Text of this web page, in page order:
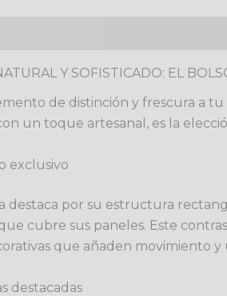
Política de
Y SOFISTICADO: EL
de distinción y frescura a
un toque artesanal, es la
exclusivo
destaca por su estructura
cubre sus paneles. Este
que añaden movimiento
destacadas